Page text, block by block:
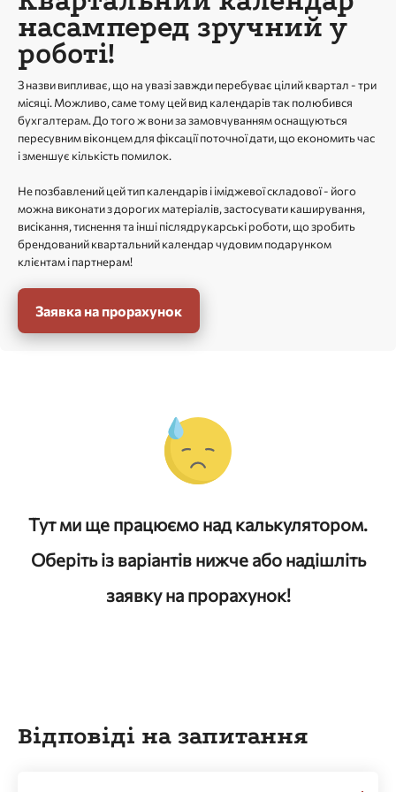
насамперед зручний у
роботі!
З назви випливає, що на увазі завжди перебуває цілий квартал - три
місяці. Можливо, саме тому цей вид календарів так полюбився
бухгалтерам. До того ж вони за замовчуванням оснащуються
пересувним віконцем для фіксації поточної дати, що економить час
і зменшує кількість помилок.
Не позбавлений цей тип календарів і іміджевої складової - його
можна виконати з дорогих матеріалів, застосувати каширування,
висікання, тиснення та інші післядрукарські роботи, що зробить
брендований квартальний календар чудовим подарунком
клієнтам і партнерам!
Заявка на прорахунок
Тут ми ще працюємо над калькулятором.
Оберіть із варіантів нижче або надішліть
заявку на прорахунок!
Відповіді на запитання